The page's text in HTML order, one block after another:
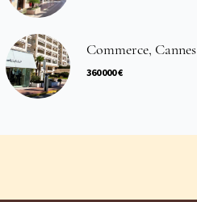
Commerce, Cannes
360 000 €